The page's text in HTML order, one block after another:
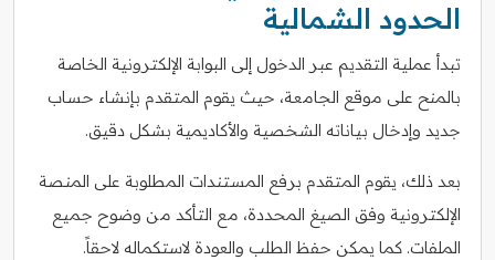
الحدود الشمالية
تبدأ عملية التقديم عبر الدخول إلى البوابة الإلكترونية الخاصة
بالمنح على موقع الجامعة، حيث يقوم المتقدم بإنشاء حساب
جديد وإدخال بياناته الشخصية والأكاديمية بشكل دقيق.
بعد ذلك، يقوم المتقدم برفع المستندات المطلوبة على المنصة
الإلكترونية وفق الصيغ المحددة، مع التأكد من وضوح جميع
الملفات. كما يمكن حفظ الطلب والعودة لاستكماله لاحقاً.